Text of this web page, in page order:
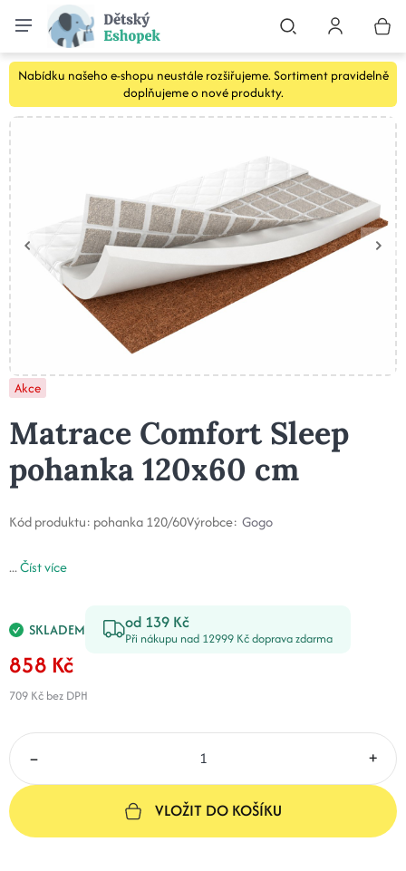
Nabídku našeho e-shopu neustále rozšiřujeme. Sortiment pravidelně
doplňujeme o nové produkty.
Akce
Matrace Comfort Sleep
pohanka 120x60 cm
Kód produktu: pohanka 120/60Výrobce: Gogo
...Číst více
SKLADEM od 139 Kč
Při nákupu nad 12999 Kč doprava zdarma
858 Kč
709 Kč bez DPH
– +
VLOŽIT DO KOŠÍKU